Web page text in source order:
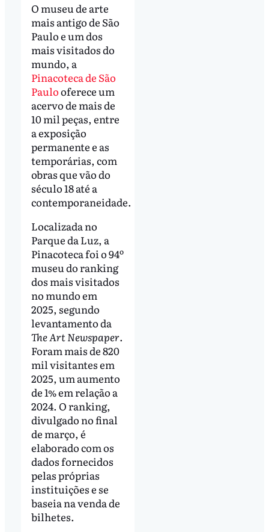
O museu de arte
mais antigo de São
Paulo e um dos
mais visitados do
mundo, a
Pinacoteca de São
Paulooferece um
acervo de mais de
10 mil peças, entre
a exposição
permanente e as
temporárias, com
obras que vão do
século 18 até a
contemporaneidade.
Localizada no
Parque da Luz, a
Pinacoteca foi o 94º
museu do ranking
dos mais visitados
no mundo em
2025, segundo
levantamento da
The Art Newspaper.
Foram mais de 820
mil visitantes em
2025, um aumento
de 1% em relação a
2024. O ranking,
divulgado no final
de março, é
elaborado com os
dados fornecidos
pelas próprias
instituições e se
baseia na venda de
bilhetes.